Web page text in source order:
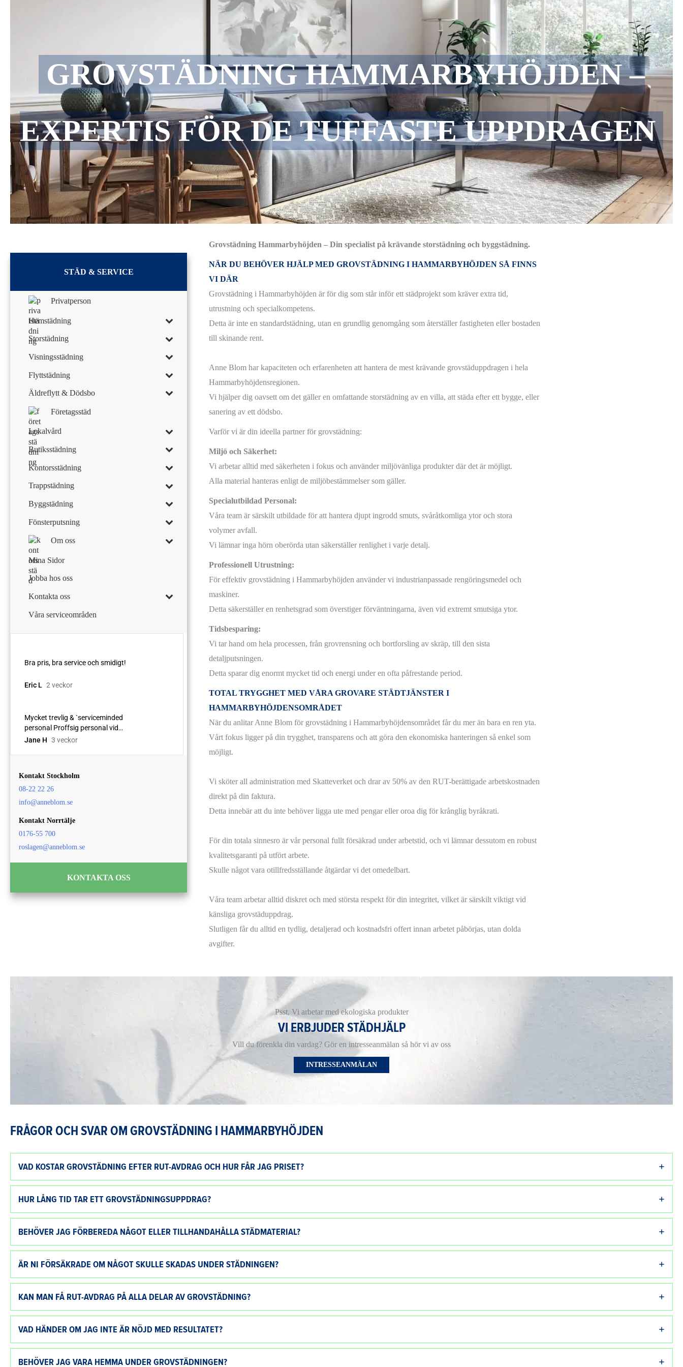
GROVSTÄDNING HAMMARBYHÖJDEN –
EXPERTIS FÖR DE TUFFASTE UPPDRAGEN
STÄD & SERVICE
Privatperson
Hemstädning
Storstädning
Visningsstädning
Flyttstädning
Äldreflytt & Dödsbo
Företagsstäd
Lokalvård
Butiksstädning
Kontorsstädning
Trappstädning
Byggstädning
Fönsterputsning
Om oss
Mina Sidor
Jobba hos oss
Kontakta oss
Våra serviceområden
Kontakt Stockholm
08-22 22 26
info@anneblom.se
Kontakt Norrtälje
0176-55 700
roslagen@anneblom.se
KONTAKTA OSS
Grovstädning Hammarbyhöjden – Din specialist på krävande storstädning och byggstädning.
NÄR DU BEHÖVER HJÄLP MED GROVSTÄDNING I HAMMARBYHÖJDEN SÅ FINNS
VI DÄR
Grovstädning i Hammarbyhöjden är för dig som står inför ett städprojekt som kräver extra tid,
utrustning och specialkompetens.
Detta är inte en standardstädning, utan en grundlig genomgång som återställer fastigheten eller bostaden
till skinande rent.
Anne Blom har kapaciteten och erfarenheten att hantera de mest krävande grovstäduppdragen i hela
Hammarbyhöjdensregionen.
Vi hjälper dig oavsett om det gäller en omfattande storstädning av en villa, att städa efter ett bygge, eller
sanering av ett dödsbo.
Varför vi är din ideella partner för grovstädning:
Miljö och Säkerhet:
Vi arbetar alltid med säkerheten i fokus och använder miljövänliga produkter där det är möjligt.
Alla material hanteras enligt de miljöbestämmelser som gäller.
Specialutbildad Personal:
Våra team är särskilt utbildade för att hantera djupt ingrodd smuts, svåråtkomliga ytor och stora
volymer avfall.
Vi lämnar inga hörn oberörda utan säkerställer renlighet i varje detalj.
Professionell Utrustning:
För effektiv grovstädning i Hammarbyhöjden använder vi industrianpassade rengöringsmedel och
maskiner.
Detta säkerställer en renhetsgrad som överstiger förväntningarna, även vid extremt smutsiga ytor.
Tidsbesparing:
Vi tar hand om hela processen, från grovrensning och bortforsling av skräp, till den sista
detaljputsningen.
Detta sparar dig enormt mycket tid och energi under en ofta påfrestande period.
TOTAL TRYGGHET MED VÅRA GROVARE STÄDTJÄNSTER I
HAMMARBYHÖJDENSOMRÅDET
När du anlitar Anne Blom för grovstädning i Hammarbyhöjdensområdet får du mer än bara en ren yta.
Vårt fokus ligger på din trygghet, transparens och att göra den ekonomiska hanteringen så enkel som
möjligt.
Vi sköter all administration med Skatteverket och drar av 50% av den RUT-berättigade arbetskostnaden
direkt på din faktura.
Detta innebär att du inte behöver ligga ute med pengar eller oroa dig för krånglig byråkrati.
För din totala sinnesro är vår personal fullt försäkrad under arbetstid, och vi lämnar dessutom en robust
kvalitetsgaranti på utfört arbete.
Skulle något vara otillfredsställande åtgärdar vi det omedelbart.
Våra team arbetar alltid diskret och med största respekt för din integritet, vilket är särskilt viktigt vid
känsliga grovstäduppdrag.
Slutligen får du alltid en tydlig, detaljerad och kostnadsfri offert innan arbetet påbörjas, utan dolda
avgifter.
Psst, Vi arbetar med ekologiska produkter
VI ERBJUDER STÄDHJÄLP
Vill du förenkla din vardag? Gör en intresseanmälan så hör vi av oss
INTRESSEANMÄLAN
FRÅGOR OCH SVAR OM GROVSTÄDNING I HAMMARBYHÖJDEN
VAD KOSTAR GROVSTÄDNING EFTER RUT-AVDRAG OCH HUR FÅR JAG PRISET?
HUR LÅNG TID TAR ETT GROVSTÄDNINGSUPPDRAG?
BEHÖVER JAG FÖRBEREDA NÅGOT ELLER TILLHANDAHÅLLA STÄDMATERIAL?
ÄR NI FÖRSÄKRADE OM NÅGOT SKULLE SKADAS UNDER STÄDNINGEN?
KAN MAN FÅ RUT-AVDRAG PÅ ALLA DELAR AV GROVSTÄDNING?
VAD HÄNDER OM JAG INTE ÄR NÖJD MED RESULTATET?
BEHÖVER JAG VARA HEMMA UNDER GROVSTÄDNINGEN?